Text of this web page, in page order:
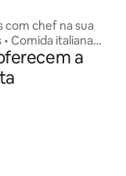
com chef na sua
Comida italiana
paella • Fusão
a